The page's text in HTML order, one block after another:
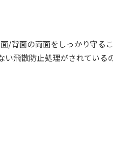
/背面の両面をしっかり守る
い飛散防止処理がされている